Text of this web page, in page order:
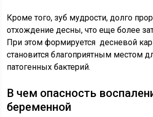
Кроме того, зуб мудрости, долго
отхождение десны, что еще более
При этом формируется десневой
становится благоприятным местом
патогенных бактерий.
В чем опасность
беременной